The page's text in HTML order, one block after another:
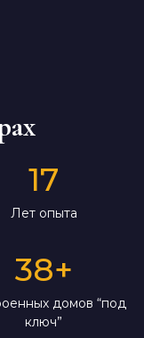
17
Лет опыта
38+
домов “под
ключ”